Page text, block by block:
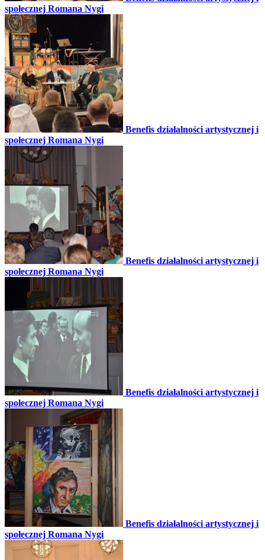
społecznej Romana Nygi
Benefis działalności artystycznej i
społecznej Romana Nygi
Benefis działalności artystycznej i
społecznej Romana Nygi
Benefis działalności artystycznej i
społecznej Romana Nygi
Benefis działalności artystycznej i
społecznej Romana Nygi